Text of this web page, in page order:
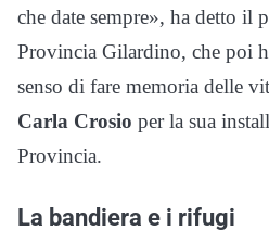
che date sempre», ha detto il
Provincia Gilardino, che poi
senso di fare memoria delle
Carla Crosio per la sua
Provincia.
La bandiera e i rifugi